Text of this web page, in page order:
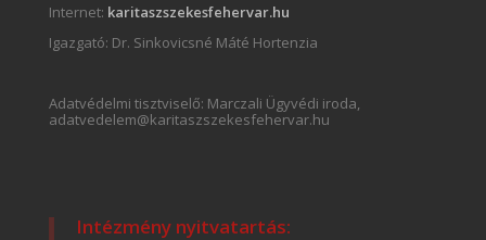
Internet: karitaszszekesfehervar.hu
Igazgató: Dr. Sinkovicsné Máté Hortenzia
Adatvédelmi tisztviselő: Marczali Ügyvédi iroda,
adatvedelem@karitaszszekesfehervar.hu
Intézmény nyitvatartás: